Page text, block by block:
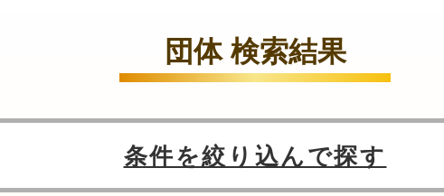
団体 検索結果
条件を絞り込んで探す